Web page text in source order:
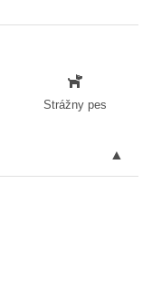
Strážny pes